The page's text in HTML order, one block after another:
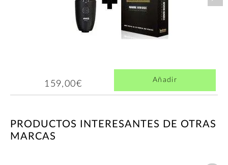
159,00€ Añadir
PRODUCTOS INTERESANTES DE OTRAS
MARCAS